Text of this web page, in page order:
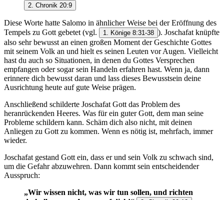
2. Chronik 20:9
Diese Worte hatte Salomo in ähnlicher Weise bei der Eröffnung des
Tempels zu Gott gebetet (vgl.
1. Könige 8:31-38 ). Joschafat knüpfte
also sehr bewusst an einen großen Moment der Geschichte Gottes
mit seinem Volk an und hielt es seinen Leuten vor Augen. Vielleicht
hast du auch so Situationen, in denen du Gottes Versprechen
empfangen oder sogar sein Handeln erfahren hast. Wenn ja, dann
erinnere dich bewusst daran und lass dieses Bewusstsein deine
Ausrichtung heute auf gute Weise prägen.
Anschließend schilderte Joschafat Gott das Problem des
heranrückenden Heeres. Was für ein guter Gott, dem man seine
Probleme schildern kann. Schäm dich also nicht, mit deinen
Anliegen zu Gott zu kommen. Wenn es nötig ist, mehrfach, immer
wieder.
Joschafat gestand Gott ein, dass er und sein Volk zu schwach sind,
um die Gefahr abzuwehren. Dann kommt sein entscheidender
Ausspruch:
„Wir wissen nicht, was wir tun sollen, und richten